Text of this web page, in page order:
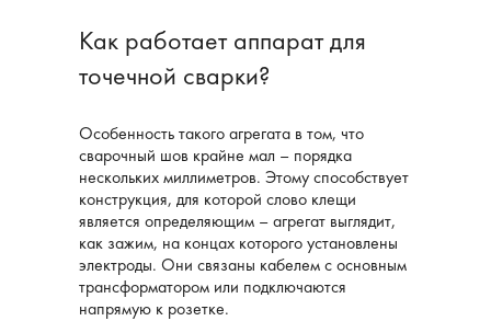
Как работает аппарат для
точечной сварки?
Особенность такого агрегата в том, что
сварочный шов крайне мал – порядка
нескольких миллиметров. Этому способствует
конструкция, для которой слово клещи
является определяющим – агрегат выглядит,
как зажим, на концах которого установлены
электроды. Они связаны кабелем с основным
трансформатором или подключаются
напрямую к розетке.